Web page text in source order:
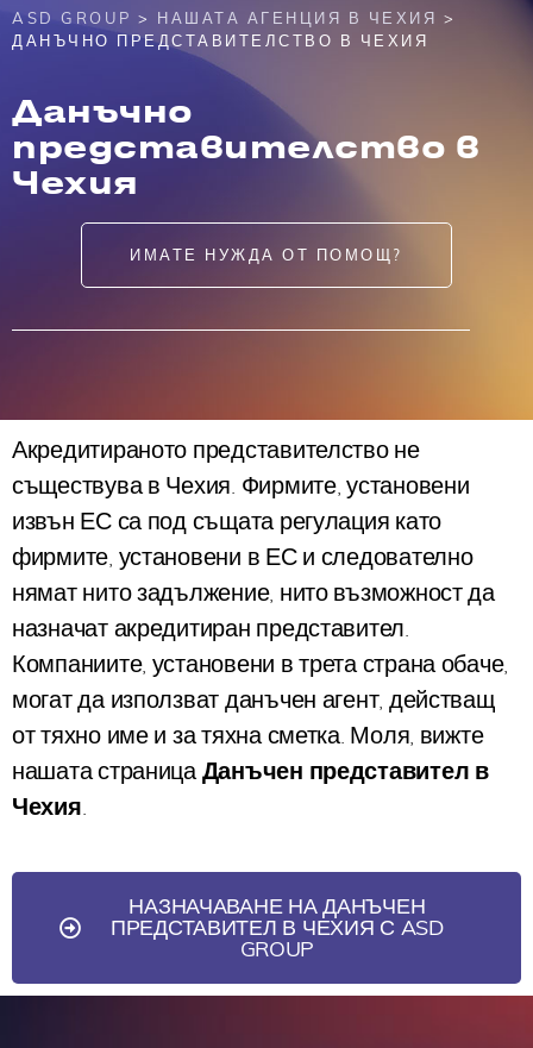
ASD GROUP > НАШАТА АГЕНЦИЯ В ЧЕХИЯ >
ДАНЪЧНО ПРЕДСТАВИТЕЛСТВО В ЧЕХИЯ
Данъчно
представителство в
Чехия
ИМАТЕ НУЖДА ОТ ПОМОЩ?
Акредитираното представителство не
съществува в Чехия. Фирмите, установени
извън ЕС са под същата регулация като
фирмите, установени в ЕС и следователно
нямат нито задължение, нито възможност да
назначат акредитиран представител.
Компаниите, установени в трета страна обаче,
могат да използват данъчен агент, действащ
от тяхно име и за тяхна сметка. Моля, вижте
нашата страницаДанъчен представител в
Чехия.
НАЗНАЧАВАНЕ НА ДАНЪЧЕН
ПРЕДСТАВИТЕЛ В ЧЕХИЯ С ASD
GROUP